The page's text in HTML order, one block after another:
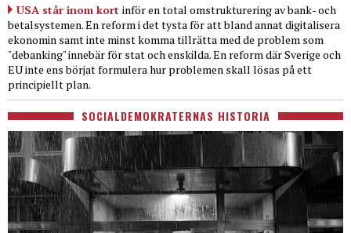
USA står inom kort inför en total omstrukturering av bank- och
betalsystemen. En reform i det tysta för att bland annat digitalisera
ekonomin samt inte minst komma tillrätta med de problem som
"debanking" innebär för stat och enskilda. En reform där Sverige och
EU inte ens börjat formulera hur problemen skall lösas på ett
principiellt plan.
SOCIALDEMOKRATERNAS HISTORIA